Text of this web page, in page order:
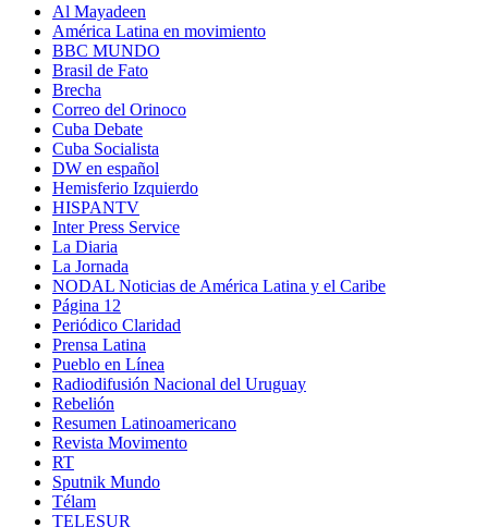
Al Mayadeen
América Latina en movimiento
BBC MUNDO
Brasil de Fato
Brecha
Correo del Orinoco
Cuba Debate
Cuba Socialista
DW en español
Hemisferio Izquierdo
HISPANTV
Inter Press Service
La Diaria
La Jornada
NODAL Noticias de América Latina y el Caribe
Página 12
Periódico Claridad
Prensa Latina
Pueblo en Línea
Radiodifusión Nacional del Uruguay
Rebelión
Resumen Latinoamericano
Revista Movimento
RT
Sputnik Mundo
Télam
TELESUR